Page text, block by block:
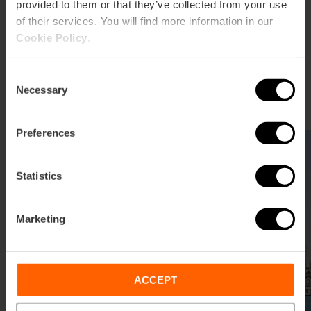
provided to them or that they’ve collected from your use
of their services. You will find more information in our
Cookie Policy
Selection
Necessary
Preferences
Statistics
Marketing
ACCEPT
spiagge e i Poblats Marítims
Qui i pomeriggi si vivono con un altro ritmo.
Lungomari sempre animati, locali sul mare e club
brezza marina, musica e un’atmosfera che si
prolunga fino all’alba.